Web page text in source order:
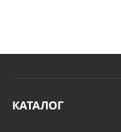
КАТАЛОГ